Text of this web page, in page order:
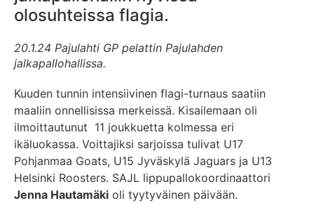
olosuhteissa flagia.
20.1.24 Pajulahti GP pelattin Pajulahden
jalkapallohallissa.
Kuuden tunnin intensiivinen flagi-turnaus saatiin
maaliin onnellisissa merkeissä. Kisailemaan oli
ilmoittautunut 11 joukkuetta kolmessa eri
ikäluokassa. Voittajiksi sarjoissa tulivat U17
Pohjanmaa Goats, U15 Jyväskylä Jaguars ja U13
Helsinki Roosters. SAJL lippupallokoordinaattori
Jenna Hautamäki oli tyytyväinen päivään.